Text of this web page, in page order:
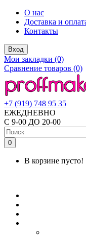
О нас
Доставка и
Контакты
Вход
Мои закладки (0)
Сравнение товаров (0)
+7 (919) 748 95 35
ЕЖЕДНЕВНО
С 9-00 ДО 20-00
0
В корзине пусто!